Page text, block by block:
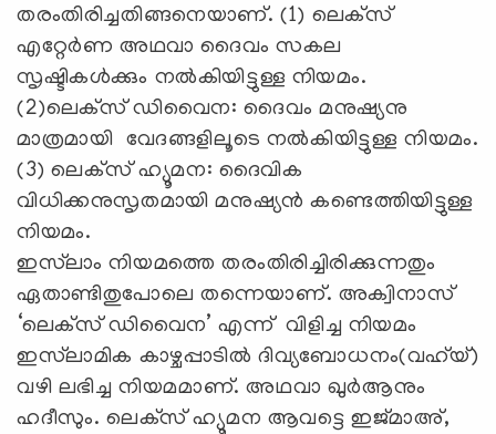
തരംതിരിച്ചതിങ്ങനെയാണ്. (1) ലെക്‌സ്
എറ്റേര്‍ണ അഥവാ ദൈവം സകല
സൃഷ്ടികള്‍ക്കും നല്‍കിയിട്ടുള്ള നിയമം.
(2)ലെക്‌സ് ഡിവൈന: ദൈവം മനുഷ്യനു
മാത്രമായി വേദങ്ങളിലൂടെ നല്‍കിയിട്ടുള്ള നിയമം.
(3) ലെക്‌സ് ഹ്യൂമന: ദൈവിക
വിധിക്കനുസൃതമായി മനുഷ്യന്‍ കണ്ടെത്തിയിട്ടുള്ള
നിയമം.
ഇസ്‌ലാം നിയമത്തെ തരംതിരിച്ചിരിക്കുന്നതും
ഏതാണ്ടിതുപോലെ തന്നെയാണ്. അക്വിനാസ്
‘ലെക്‌സ് ഡിവൈന’ എന്ന് വിളിച്ച നിയമം
ഇസ്‌ലാമിക കാഴ്ചപ്പാടില്‍ ദിവ്യബോധനം(വഹ്‌യ്)
വഴി ലഭിച്ച നിയമമാണ്. അഥവാ ഖുര്‍ആനും
ഹദീസും. ലെക്‌സ് ഹ്യൂമന ആവട്ടെ ഇജ്മാഅ്,